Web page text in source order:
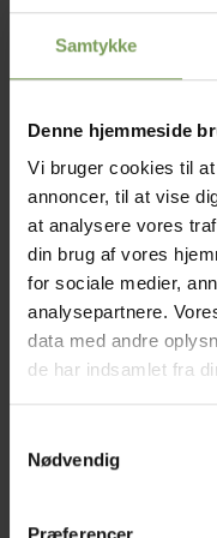
Samtykke
Denne hjemmeside
Vi bruger cookies til
annoncer, til at vise
at analysere vores
din brug af vores
for sociale medier,
analysepartnere.
data med andre
de har indsamlet fra
Nødvendig
Præferencer
KJOLER OG TUNIKA
Klassisk Nederdel i
Fra: kr.100,00
Mærke: Louise Irene
Uldbutikken